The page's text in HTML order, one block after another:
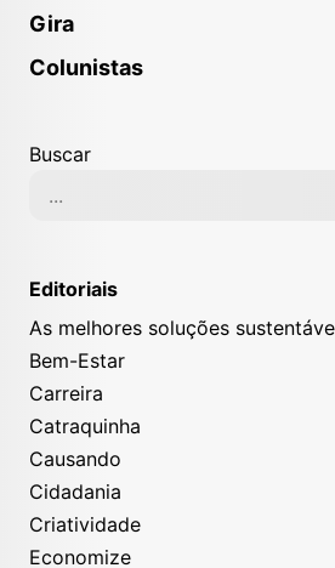
Gira
Colunistas
Buscar
Editoriais
As melhores soluções
Bem-Estar
Carreira
Catraquinha
Causando
Cidadania
Criatividade
Economize